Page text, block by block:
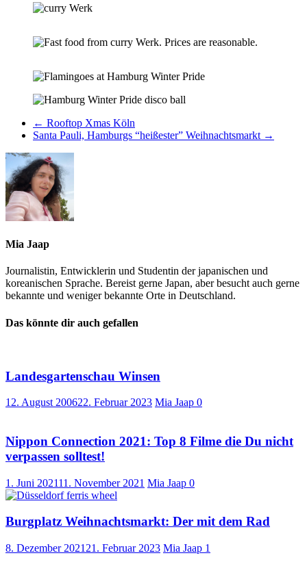
← Rooftop Xmas Köln
Santa Pauli, Hamburgs “heißester” Weihnachtsmarkt →
Mia Jaap
Journalistin, Entwicklerin und Studentin der japanischen und
koreanischen Sprache. Bereist gerne Japan, aber besucht auch gerne
bekannte und weniger bekannte Orte in Deutschland.
Das könnte dir auch gefallen
Landesgartenschau Winsen
12. August 200622. Februar 2023 Mia Jaap 0
Nippon Connection 2021: Top 8 Filme die Du nicht
verpassen solltest!
1. Juni 202111. November 2021 Mia Jaap 0
Burgplatz Weihnachtsmarkt: Der mit dem Rad
8. Dezember 2021 21. Februar 2023 Mia Jaap 1